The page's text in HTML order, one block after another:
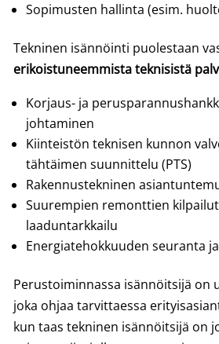
Sopimusten hallinta (esim.
Tekninen isännöinti puolestaan
erikoistuneemmista teknisistä
Korjaus- ja
johtaminen
Kiinteistön teknisen kunnon
tähtäimen suunnittelu (PTS)
Rakennustekninen
Suurempien remonttien
laaduntarkkailu
Energiatehokkuuden seuranta
Perustoiminnassa isännöitsijä on
joka ohjaa tarvittaessa
kun taas tekninen isännöitsijä on